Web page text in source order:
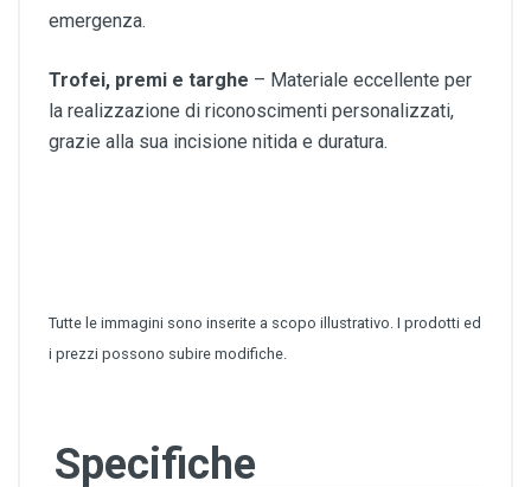
emergenza.
Trofei, premi e targhe – Materiale eccellente per
la realizzazione di riconoscimenti personalizzati,
grazie alla sua incisione nitida e duratura.
Tutte le immagini sono inserite a scopo illustrativo. I prodotti ed
i prezzi possono subire modifiche.
Specifiche